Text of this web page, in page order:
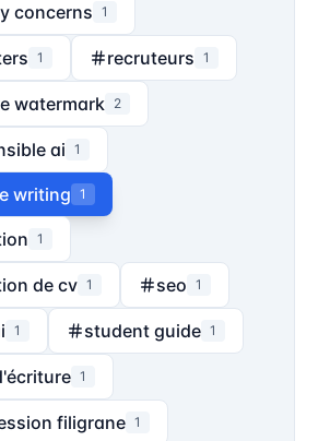
concerns 1
1 recruteurs 1
watermark 2
ai 1
writing 1
1
de cv 1 seo 1
1 student guide 1
1
filigrane 1